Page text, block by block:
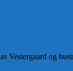
Vestergaard og